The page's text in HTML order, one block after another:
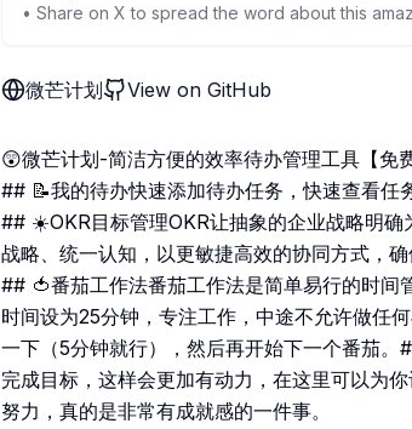
• Share on X to spread the word about this
微芒计划 View on GitHub
😲微芒计划-简洁方便的效率待办管理工具【免费
## 📝我的待办快速添加待办任务，快速查看任
## ☀️OKR目标管理OKR让抽象的企业战略明确
战略、统一认知，以更敏捷高效的协同方式，
## 🍅番茄工作法番茄工作法是简单易行的时间
时间设为25分钟，专注工作，中途不允许做任
一下（5分钟就行），然后再开始下一个番茄
完成目标，这样会更加有动力，在这里可以为
努力，真的是非常有成就感的一件事。